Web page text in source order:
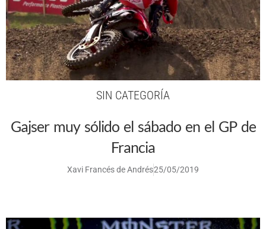
SIN CATEGORÍA
Gajser muy sólido el sábado en el GP de
Francia
Xavi Francés de Andrés25/05/2019